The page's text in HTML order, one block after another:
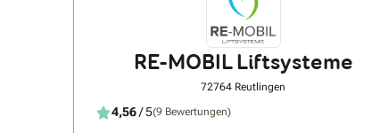
RE-MOBIL Liftsysteme
72764 Reutlingen
4,56/ 5(9 Bewertungen)